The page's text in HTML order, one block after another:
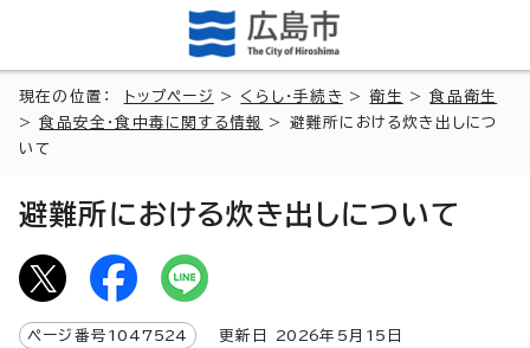
現在の位置： トップページ > くらし・手続き >衛生 >食品衛生
>食品安全・食中毒に関する情報
> 避難所における炊き出しにつ
いて
避難所における炊き出しについて
ページ番号 1047524 更新日 2026年5月 15 日